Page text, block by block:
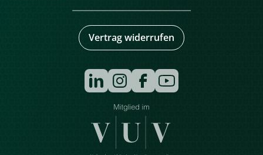
Vertrag widerrufen
Navigation
überspringen